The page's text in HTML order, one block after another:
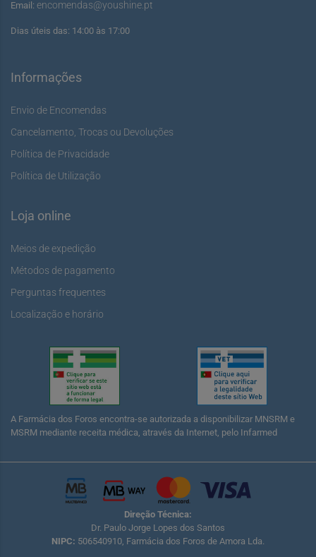
Email: encomendas@youshine.pt
Dias úteis das: 14:00 às 17:00
Informações
Envio de Encomendas
Cancelamento, Trocas ou Devoluções
Política de Privacidade
Política de Utilização
Loja online
Meios de expedição
Métodos de pagamento
Perguntas frequentes
Localização e horário
A Farmácia dos Foros encontra-se autorizada a disponibilizar MNSRM e
MSRM mediante receita médica, através da Internet, pelo Infarmed
Direção Técnica:
Dr. Paulo Jorge Lopes dos Santos
NIPC: 506540910, Farmácia dos Foros de Amora Lda.